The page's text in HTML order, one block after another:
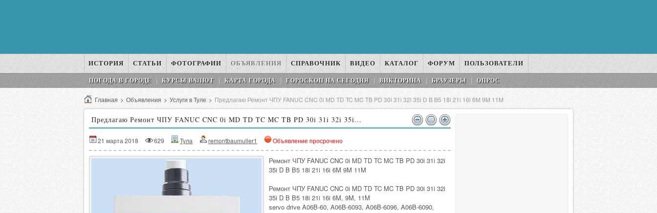
ИСТОРИЯ СТАТЬИ ФОТОГРАФИИ ОБЪЯВЛЕНИЯ СПРАВОЧНИК ВИДЕО КАТАЛОГ ФОРУМ ПОЛЬЗОВАТЕЛИ
ПОГОДА В ГОРОДЕ КУРСЫ ВАЛЮТ КАРТА ГОРОДА ГОРОСКОП НA СEГОДНЯ ВИКТОРИНА БРАУЗЕРЫ ОПРОС
Главная > Объявления > Услуги в Туле > Предлагаю Ремонт ЧПУ FANUC CNC 0i MD TD TC MC TB PD 30i 31i 32i 35i D B B5 18i 21i 16i 6M 9M 11M
Предлагаю Ремонт ЧПУ FANUC CNC 0i MD TD TC MC TB PD 30i 31i 32i 35i...
21 марта 2018 629 Тула remontbaumuller1 Объявление просрочено
Ремонт ЧПУ FANUC CNC 0i MD TD TC MC TB PD 30i 31i 32i
35i D B B5 18i 21i 16i 6M 9M 11M
Ремонт ЧПУ FANUC CNC 0i MD TD TC MC TB PD 30i 31i 32i
35i D B B5 18i 21i 16i 6M, 9M, 11M
servo drive A06B-60, A06B-6093, A06B-6096, A06B-6090,